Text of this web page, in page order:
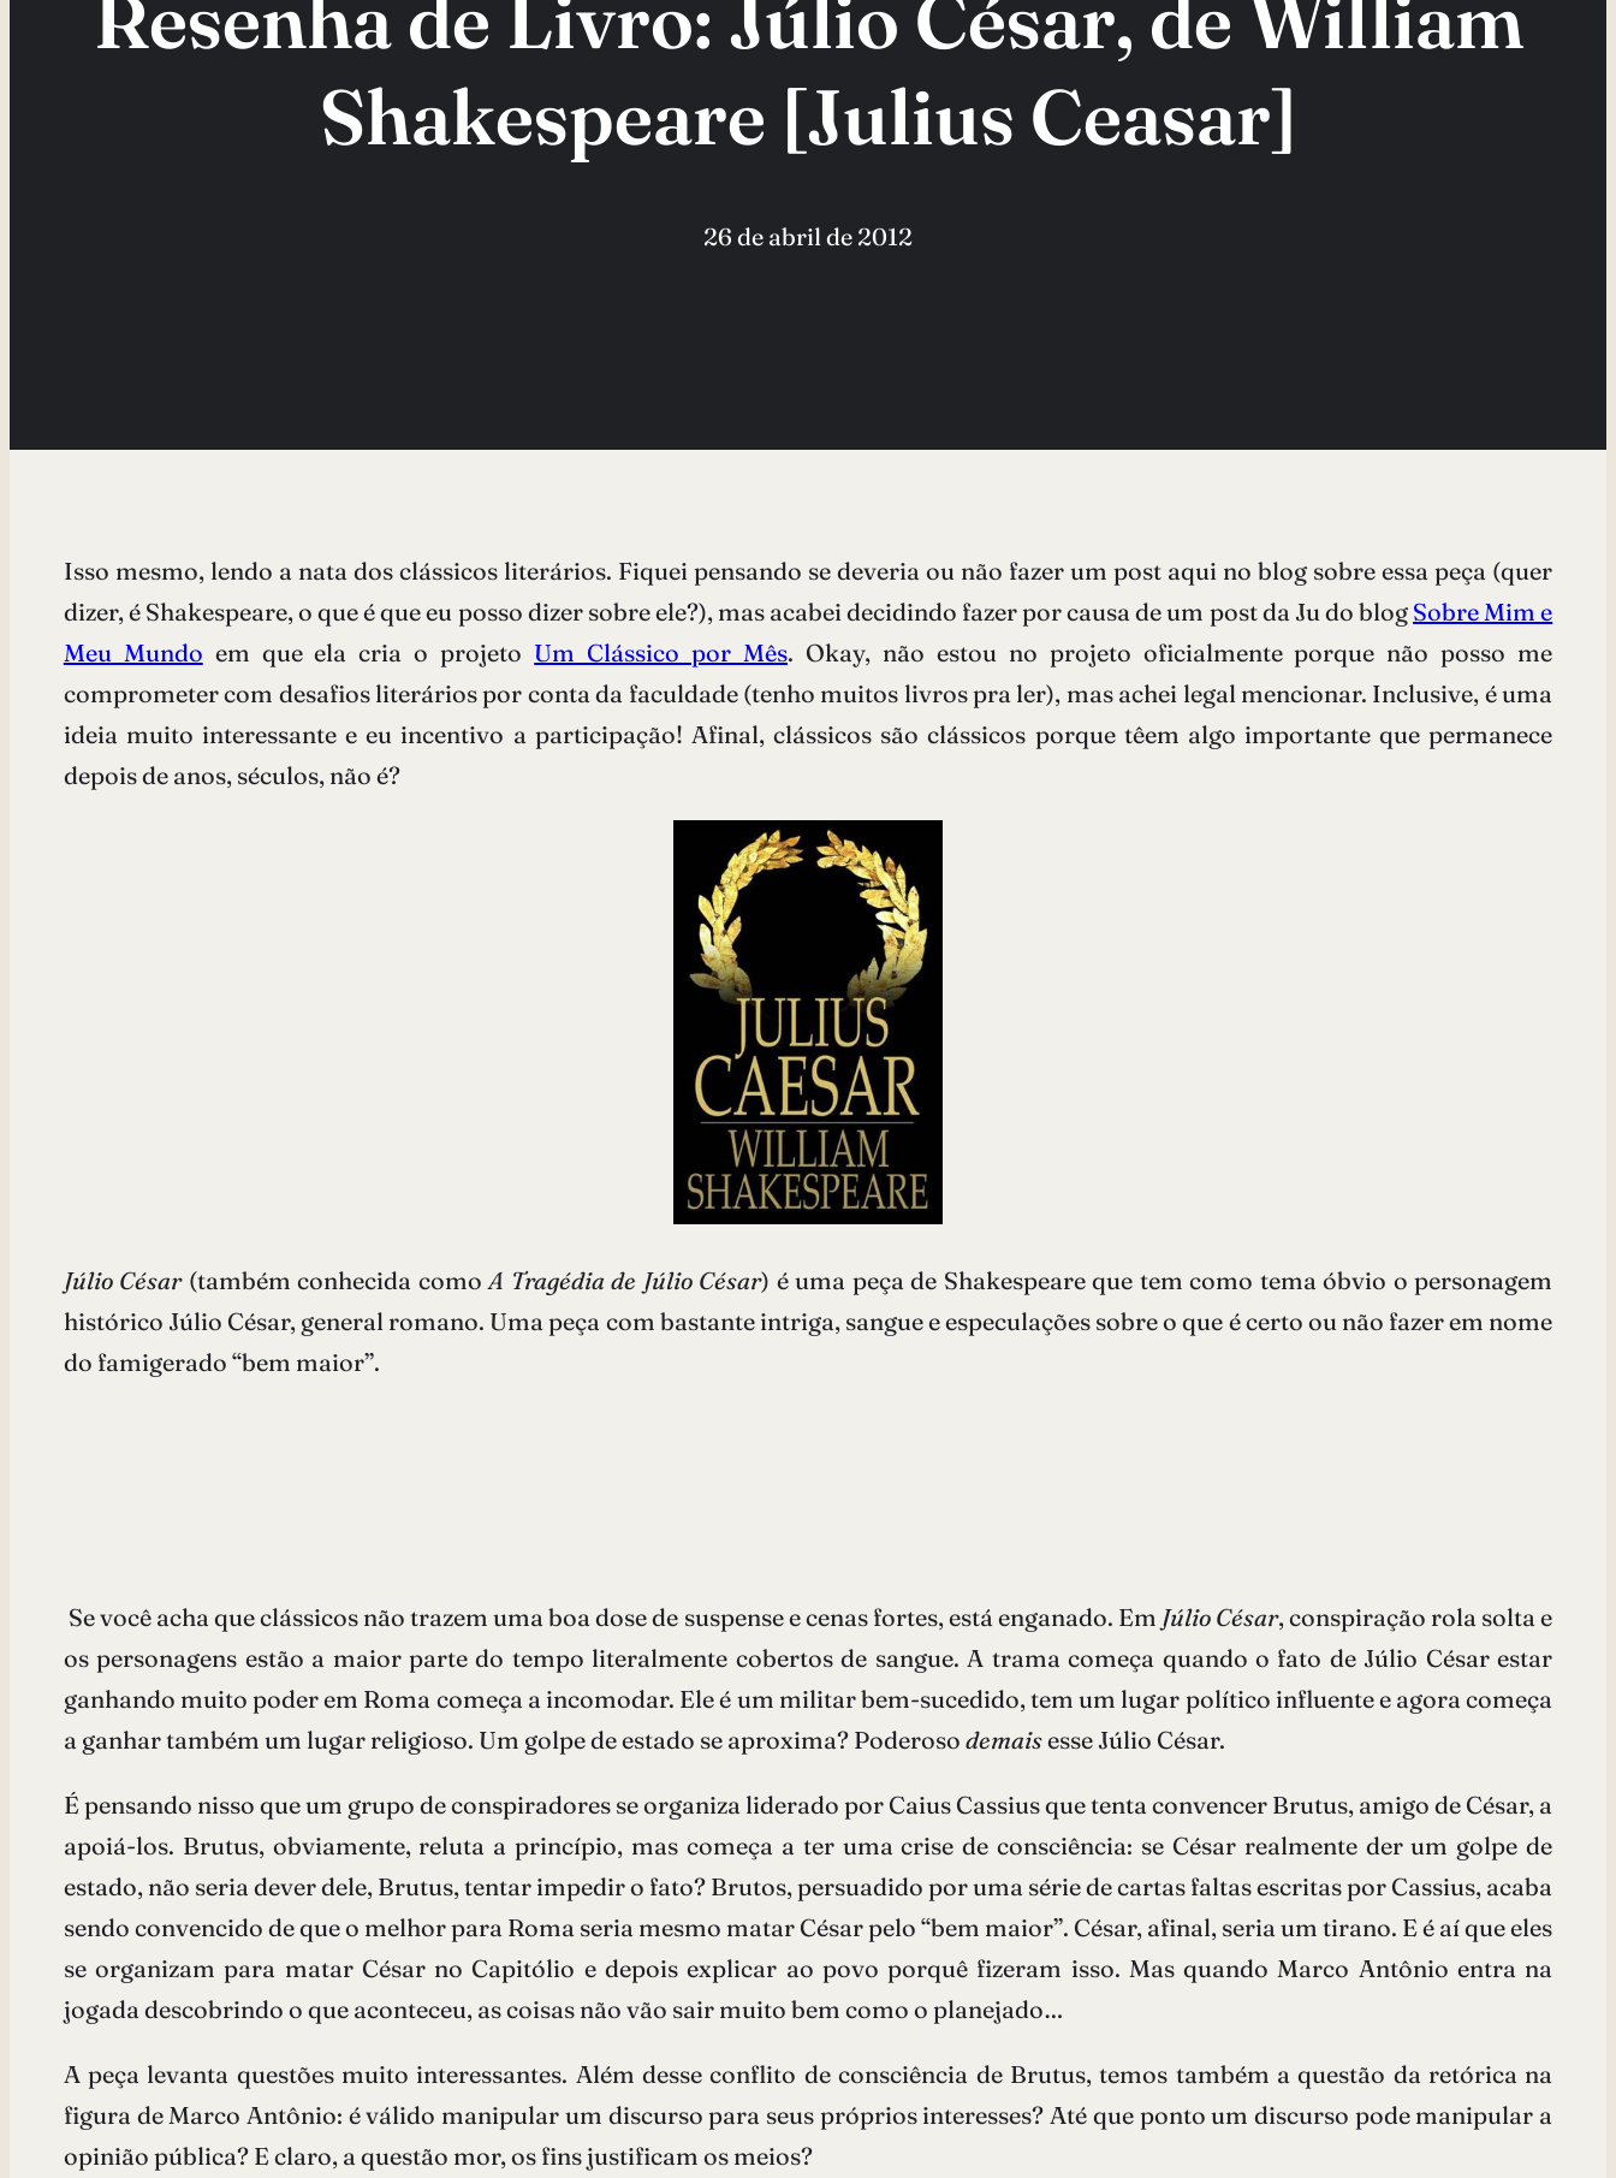
Resenha de Livro: Júlio César, de William
Shakespeare [Julius Ceasar]
26 de abril de 2012
Isso mesmo, lendo a nata dos clássicos literários. Fiquei pensando se deveria ou não fazer um post aqui no blog sobre essa peça (quer
dizer, é Shakespeare, o que é que eu posso dizer sobre ele?), mas acabei decidindo fazer por causa de um post da Ju do blog Sobre Mim e
Meu Mundo em que ela cria o projeto Um Clássico por Mês. Okay, não estou no projeto oficialmente porque não posso me
comprometer com desafios literários por conta da faculdade (tenho muitos livros pra ler), mas achei legal mencionar. Inclusive, é uma
ideia muito interessante e eu incentivo a participação! Afinal, clássicos são clássicos porque têem algo importante que permanece
depois de anos, séculos, não é?
Júlio César(também conhecida comoA Tragédia de Júlio César) é uma peça de Shakespeare que tem como tema óbvio o personagem
histórico Júlio César, general romano. Uma peça com bastante intriga, sangue e especulações sobre o que é certo ou não fazer em nome
do famigerado “bem maior”.
Se você acha que clássicos não trazem uma boa dose de suspense e cenas fortes, está enganado. Em Júlio César, conspiração rola solta e
os personagens estão a maior parte do tempo literalmente cobertos de sangue. A trama começa quando o fato de Júlio César estar
ganhando muito poder em Roma começa a incomodar. Ele é um militar bem-sucedido, tem um lugar político influente e agora começa
a ganhar também um lugar religioso. Um golpe de estado se aproxima? Poderoso demaisesse Júlio César.
É pensando nisso que um grupo de conspiradores se organiza liderado por Caius Cassius que tenta convencer Brutus, amigo de César, a
apoiá-los. Brutus, obviamente, reluta a princípio, mas começa a ter uma crise de consciência: se César realmente der um golpe de
estado, não seria dever dele, Brutus, tentar impedir o fato? Brutos, persuadido por uma série de cartas faltas escritas por Cassius, acaba
sendo convencido de que o melhor para Roma seria mesmo matar César pelo “bem maior”. César, afinal, seria um tirano. E é aí que eles
se organizam para matar César no Capitólio e depois explicar ao povo porquê fizeram isso. Mas quando Marco Antônio entra na
jogada descobrindo o que aconteceu, as coisas não vão sair muito bem como o planejado…
A peça levanta questões muito interessantes. Além desse conflito de consciência de Brutus, temos também a questão da retórica na
figura de Marco Antônio: é válido manipular um discurso para seus próprios interesses? Até que ponto um discurso pode manipular a
opinião pública? E claro, a questão mor, os fins justificam os meios?